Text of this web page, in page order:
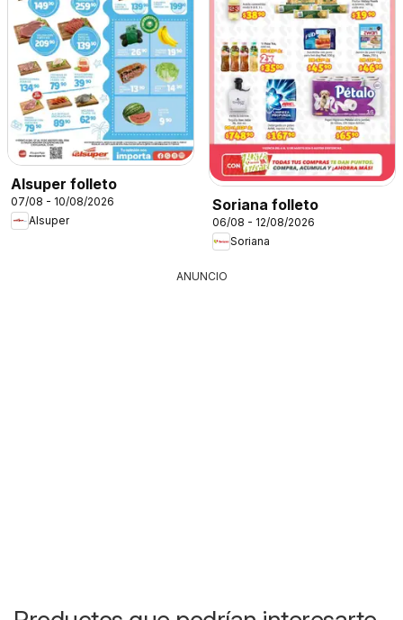
Alsuper folleto
07/08 - 10/08/2026
Alsuper
Soriana folleto
06/08 - 12/08/2026
Soriana
ANUNCIO